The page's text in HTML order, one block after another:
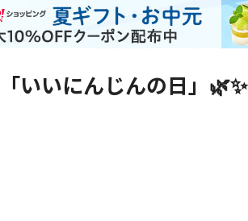
いいにんじんの日」🌿✨